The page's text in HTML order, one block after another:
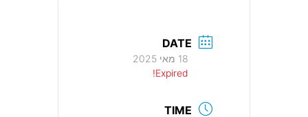
DATE
18 מאי 2025
Expired!
TIME